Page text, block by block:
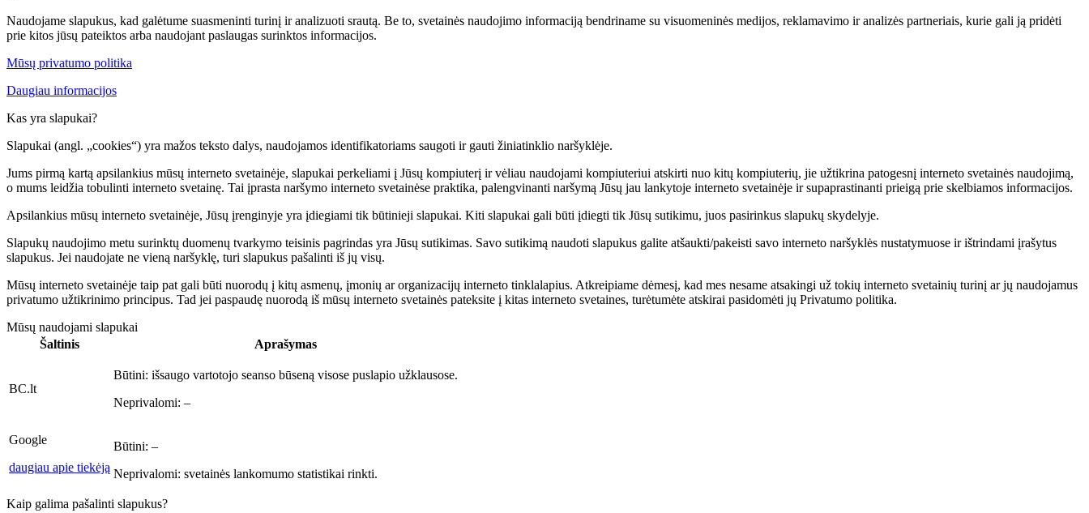
Naudojame slapukus, kad galėtume suasmeninti turinį ir analizuoti srautą. Be to, svetainės naudojimo informaciją bendriname su visuomeninės medijos, reklamavimo ir analizės partneriais, kurie gali ją pridėti
prie kitos jūsų pateiktos arba naudojant paslaugas surinktos informacijos.
Mūsų privatumo politika
Daugiau informacijos
Kas yra slapukai?
Slapukai (angl. „cookies“) yra mažos teksto dalys, naudojamos identifikatoriams saugoti ir gauti žiniatinklio naršyklėje.
Jums pirmą kartą apsilankius mūsų interneto svetainėje, slapukai perkeliami į Jūsų kompiuterį ir vėliau naudojami kompiuteriui atskirti nuo kitų kompiuterių, jie užtikrina patogesnį interneto svetainės naudojimą,
o mums leidžia tobulinti interneto svetainę. Tai įprasta naršymo interneto svetainėse praktika, palengvinanti naršymą Jūsų jau lankytoje interneto svetainėje ir supaprastinanti prieigą prie skelbiamos informacijos.
Apsilankius mūsų interneto svetainėje, Jūsų įrenginyje yra įdiegiami tik būtinieji slapukai. Kiti slapukai gali būti įdiegti tik Jūsų sutikimu, juos pasirinkus slapukų skydelyje.
Slapukų naudojimo metu surinktų duomenų tvarkymo teisinis pagrindas yra Jūsų sutikimas. Savo sutikimą naudoti slapukus galite atšaukti/pakeisti savo interneto naršyklės nustatymuose ir ištrindami įrašytus
slapukus. Jei naudojate ne vieną naršyklę, turi slapukus pašalinti iš jų visų.
Mūsų interneto svetainėje taip pat gali būti nuorodų į kitų asmenų, įmonių ar organizacijų interneto tinklalapius. Atkreipiame dėmesį, kad mes nesame atsakingi už tokių interneto svetainių turinį ar jų naudojamus
privatumo užtikrinimo principus. Tad jei paspaudę nuorodą iš mūsų interneto svetainės pateksite į kitas interneto svetaines, turėtumėte atskirai pasidomėti jų Privatumo politika.
Mūsų naudojami slapukai
Šaltinis
Aprašymas
BC.lt
Būtini: išsaugo vartotojo seanso būseną visose puslapio užklausose.
Neprivalomi: –
Google
daugiau apie tiekėją
Būtini: –
Neprivalomi: svetainės lankomumo statistikai rinkti.
Kaip galima pašalinti slapukus?